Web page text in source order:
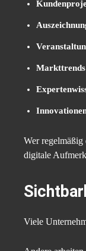
Markttrends
Wer
digitale
Viele